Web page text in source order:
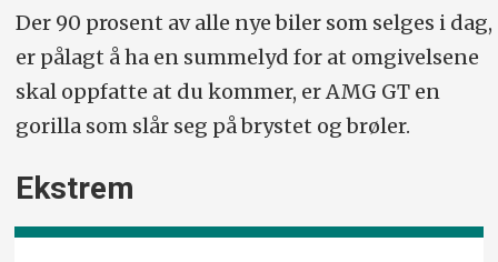
Der 90 prosent av alle nye biler som selges i dag,
er pålagt å ha en summelyd for at omgivelsene
skal oppfatte at du kommer, er AMG GT en
gorilla som slår seg på brystet og brøler.
Ekstrem